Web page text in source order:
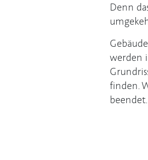
Denn
werden
finden.
beendet.